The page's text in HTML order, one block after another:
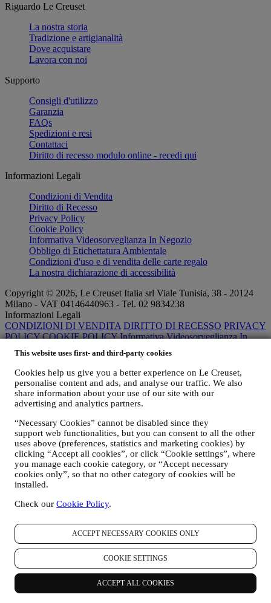
This website uses first- and third-party cookies
Cookies help us give you a better experience on Le Creuset,
personalise content and ads, and analyse our traffic. We also
share information about your use of our site with our
advertising and analytics partners.
“Necessary Cookies” cannot be disabled since they
support web functionalities, but you can consent to all the other
uses above (preferences, statistics and marketing cookies) by
clicking “Accept all cookies”, or click “Cookie settings”, where
you manage each cookie category, or “Accept necessary
cookies only”, so that no other category of cookies will be
installed.
Check our Cookie Policy.
ACCEPT NECESSARY COOKIES ONLY
COOKIE SETTINGS
ACCEPT ALL COOKIES
Riguardo Le Creuset
La nostra storia
Tradizione e artigianalità
Dove acquistare
Lavora con noi
Supporto
Consigli d'utilizzo
Garanzia
FAQs
Spedizioni e resi
Contattaci
Diritto di recesso modulo online - recedi qui
Informazioni Legali
Condizioni di Vendita
Diritto di Recesso
Privacy Policy
Cookie Policy
Informativa Videosorveglianza In Negozio
Obbligo di Etichettatura Ambientale
Condizioni d'uso e di vendita delle carte regalo
La nostra dichiarazione di accessibilità
Copyright © 2026, Le Creuset Italia srl ​​Viale Tunisia, 38 - 20124
Milano - VAT 04146440963 - Tel. 02 9834238
Informazioni Legali
CONDIZIONI DI VENDITA DIRITTO DI RECESSO PRIVACY
POLICY COOKIE POLICY Informativa Videosorveglianza In
CONDIZIONI DI VENDITA PROMOZIONI
accessibilità
Informativa Sulla Privacy Le Creuset
L'Informativa sulla privacy qui sotto riportata si rivolge ai nostri
utenti visitatori e consumatori. Se siete dei partner commerciali vi
preghiamo di accedere alla Informativa Privacy B2B accessibilequi
Promettiamo di rispettare la vostra privacy e di proteggere i vostri
dati personali. Vi informeremo sempre di come utilizzeremo i vostri
dati e dei motivi dell’utilizzo.
La sicurezza degli acquisti online è la nostra priorità
I vostri dati personali sono conservati in modo sicuro e strettamente
protezione dei dati. Siamo consapevoli che la sicurezza è molto
utilizziamo le tecnologie più avanzate per garantire che tutti i vostri
dati personali e i dettagli della vostra carta di credito siano
completamente protetti e restino interamente riservati.
Utilizziamo i dati per rendere i vostri acquisti semplici e
personalizzati.
Analizziamo in che modo gli utenti utilizzano il nostro sito web e i
nostri servizi per renderli sempre più fruibili e interessanti.